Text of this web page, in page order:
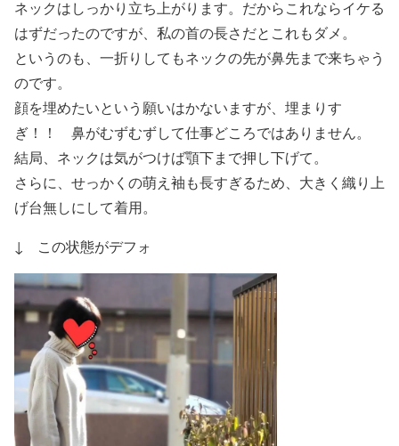
ネックはしっかり立ち上がります。だからこれならイケる
はずだったのですが、私の首の長さだとこれもダメ。
というのも、一折りしてもネックの先が鼻先まで来ちゃう
のです。
顔を埋めたいという願いはかないますが、埋まりす
ぎ！！ 鼻がむずむずして仕事どころではありません。
結局、ネックは気がつけば顎下まで押し下げて。
さらに、せっかくの萌え袖も長すぎるため、大きく織り上
げ台無しにして着用。
↓ この状態がデフォ